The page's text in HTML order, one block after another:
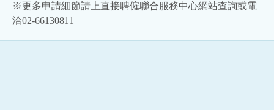
※更多申請細節請上直接聘僱聯合服務中心網站查詢或電
洽02-66130811